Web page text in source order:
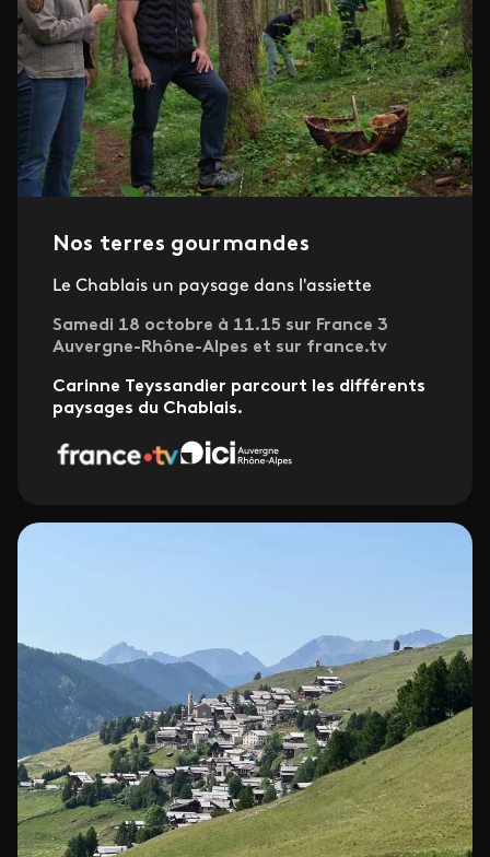
Nos terres gourmandes
Le Chablais un paysage dans l'assiette
Samedi 18 octobre à 11.15 sur France 3
Auvergne-Rhône-Alpes et sur france.tv
Carinne Teyssandier parcourt les différents
paysages du Chablais.